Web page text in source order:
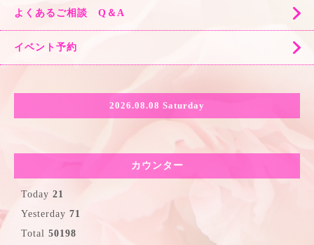
よくあるご相談 Q＆A
イベント予約
2026.08.08 Saturday
カウンター
Today 21
Yesterday 71
Total 50198